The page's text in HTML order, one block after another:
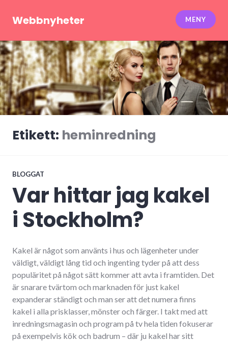
Webbnyheter MENY
Etikett: heminredning
BLOGGAT
Var hittar jag kakel
i Stockholm?
Kakel är något som använts i hus och lägenheter under
väldigt, väldigt lång tid och ingenting tyder på att dess
populäritet på något sätt kommer att avta i framtiden. Det
är snarare tvärtom och marknaden för just kakel
expanderar ständigt och man ser att det numera finns
kakel i alla prisklasser, mönster och färger. I takt med att
inredningsmagasin och program på tv hela tiden fokuserar
på exempelvis kök och badrum – där ju kakel har sitt